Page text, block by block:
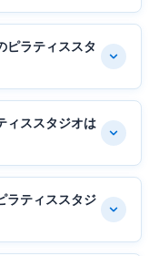
ピラティススタ
ィススタジオは
ラティススタジ